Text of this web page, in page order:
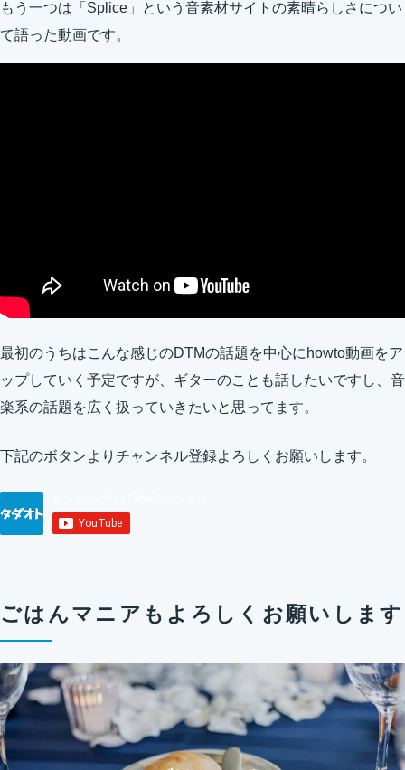
もう一つは「Splice」という音素材サイトの素晴らしさについ
て語った動画です。
最初のうちはこんな感じのDTMの話題を中心にhowto動画をア
ップしていく予定ですが、ギターのことも話したいですし、音
楽系の話題を広く扱っていきたいと思ってます。
下記のボタンよりチャンネル登録よろしくお願いします。
ごはんマニアもよろしくお願いします